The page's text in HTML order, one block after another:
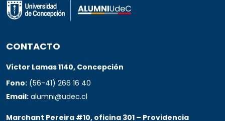
CONTACTO
Víctor Lamas 1140, Concepción
Fono: (56-41) 266 16 40
Email: alumni@udec.cl
Marchant Pereira #10, oficina 301 – Providencia